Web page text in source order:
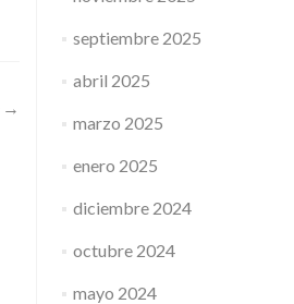
→
septiembre 2025
abril 2025
marzo 2025
enero 2025
diciembre 2024
octubre 2024
mayo 2024